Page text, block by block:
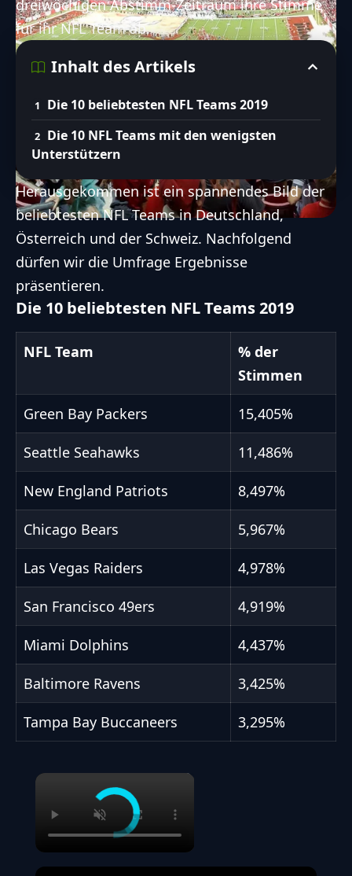
dreiwöchigen Abstimm-Zeitraum ihre Stimme
für ihrNFLTeam ab.
Inhalt des Artikels
Die 10 beliebtesten NFL Teams 2019
Die 10 NFL Teams mit den wenigsten
Unterstützern
Herausgekommen ist ein spannendes Bild der
beliebtesten NFL Teams inDeutschland,
Österreich und der Schweiz. Nachfolgend
dürfen wir die Umfrage Ergebnisse
präsentieren.
Die 10 beliebtesten NFL Teams 2019
NFL Team
% der
Stimmen
Green Bay Packers 15,405%
Seattle Seahawks 11,486%
New England Patriots 8,497%
Chicago Bears 5,967%
Las Vegas Raiders 4,978%
San Francisco 49ers 4,919%
Miami Dolphins 4,437%
Baltimore Ravens 3,425%
Tampa Bay Buccaneers 3,295%
×